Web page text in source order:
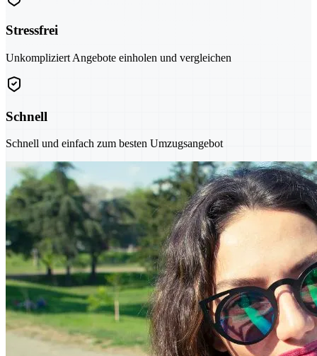
Stressfrei
Unkompliziert Angebote einholen und vergleichen
Schnell
Schnell und einfach zum besten Umzugsangebot